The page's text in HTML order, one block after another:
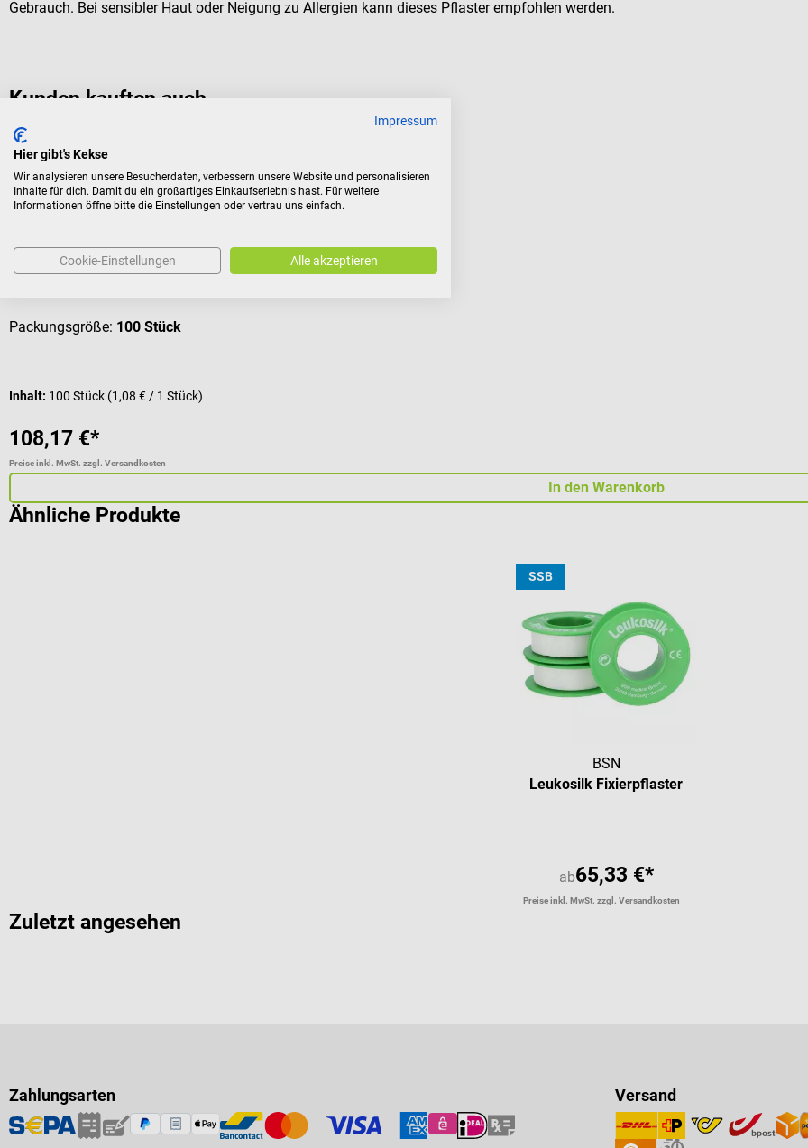
Gebrauch. Bei sensibler Haut oder Neigung zu Allergien kann dieses Pflaster empfohlen werden.
Kunden kauften auch
SSB
B. Braun
Intrafix Air P Infusionsgerät
Packungsgröße: 100 Stück
Inhalt: 100 Stück (1,08 € / 1 Stück)
108,17 €*
Preise inkl. MwSt. zzgl. Versandkosten
In den Warenkorb
Ähnliche Produkte
SSB
BSN
Leukosilk Fixierpflaster
ab65,33 €*
Preise inkl. MwSt. zzgl. Versandkosten
Zuletzt angesehen
Zahlungsarten Versand
Impressum
Hier gibt's Kekse
Wir analysieren unsere Besucherdaten, verbessern unsere Website und personalisieren
Inhalte für dich. Damit du ein großartiges Einkaufserlebnis hast. Für weitere
Informationen öffne bitte die Einstellungen oder vertrau uns einfach.
Cookie-Einstellungen Alle akzeptieren